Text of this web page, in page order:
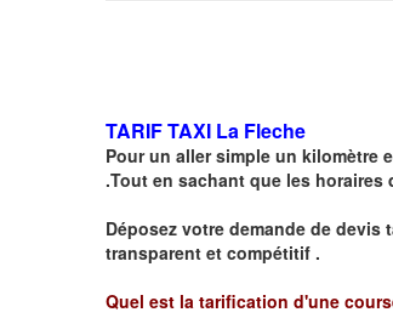
TARIF TAXI La Fleche
Pour un aller simple un kilomètre
.Tout en sachant que les horaires
Déposez votre demande de devis
transparent et compétitif .
Quel est la tarification d'une